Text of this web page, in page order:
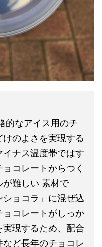
的なアイス用のチ
けのよさを実現する
ナス温度帯ではす
コレートからつく
が難しい 素材で
ョコラ」に混ぜ込
ョコレートがしっか
実現するため、配合
ど長年のチョコレ